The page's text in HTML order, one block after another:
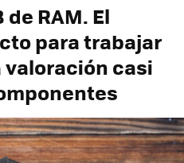
de RAM. El
para trabajar
casi